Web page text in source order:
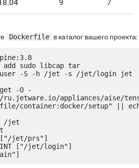
9 7
Dockerfile в каталог вашего проекта:
add sudo libcap tar
-S -h /jet -s /jet/login jet
-O -
appliances/aise/
file/container:docker/setup" ||
/jet
["/jet/prs"]
["/jet/login"]